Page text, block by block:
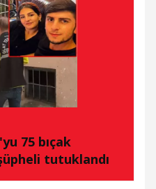
75 bıçak
tutuklandı